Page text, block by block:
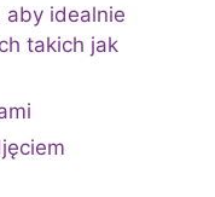
idealnie
takich jak